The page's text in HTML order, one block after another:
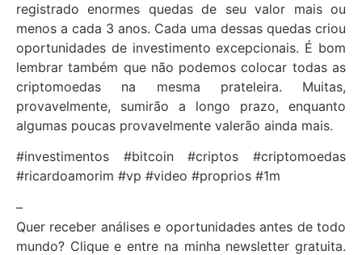
registrado enormes quedas de seu valor mais ou
menos a cada 3 anos. Cada uma dessas quedas criou
oportunidades de investimento excepcionais. É bom
lembrar também que não podemos colocar todas as
criptomoedas na mesma prateleira. Muitas,
provavelmente, sumirão a longo prazo, enquanto
algumas poucas provavelmente valerão ainda mais.
#investimentos #bitcoin #criptos #criptomoedas
#ricardoamorim #vp #video #proprios #1m
–
Quer receber análises e oportunidades antes de todo
mundo? Clique e entre na minha newsletter gratuita.